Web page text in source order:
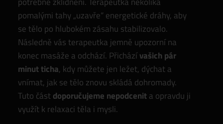
pomalými tahy „uzavře“ energetické dráhy, aby
se tělo po hlubokém zásahu stabilizovalo.
Následně vás terapeutka jemně upozorní na
konec masáže a odchází. Přicházívašich pár
minut ticha, kdy můžete jen ležet, dýchat a
vnímat, jak se tělo znovu skládá dohromady.
Tuto částdoporučujeme nepodcenita opravdu ji
využít k relaxaci těla i mysli.